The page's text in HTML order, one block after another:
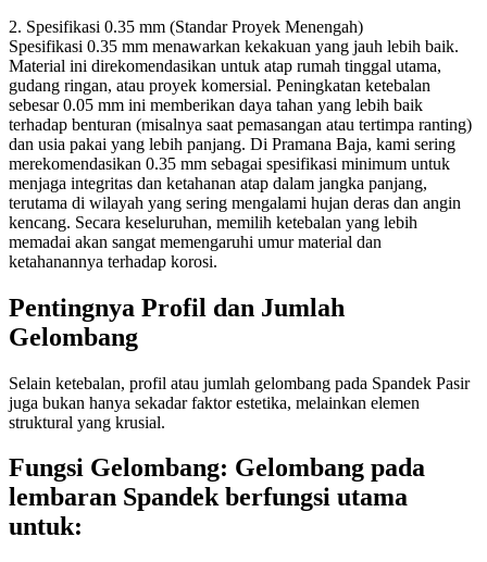
2. Spesifikasi 0.35 mm (Standar Proyek Menengah)
Spesifikasi 0.35 mm menawarkan kekakuan yang jauh lebih baik.
Material ini direkomendasikan untuk atap rumah tinggal utama,
gudang ringan, atau proyek komersial. Peningkatan ketebalan
sebesar 0.05 mm ini memberikan daya tahan yang lebih baik
terhadap benturan (misalnya saat pemasangan atau tertimpa ranting)
dan usia pakai yang lebih panjang. Di Pramana Baja, kami sering
merekomendasikan 0.35 mm sebagai spesifikasi minimum untuk
menjaga integritas dan ketahanan atap dalam jangka panjang,
terutama di wilayah yang sering mengalami hujan deras dan angin
kencang. Secara keseluruhan, memilih ketebalan yang lebih
memadai akan sangat memengaruhi umur material dan
ketahanannya terhadap korosi.
Pentingnya Profil dan Jumlah
Gelombang
Selain ketebalan, profil atau jumlah gelombang pada Spandek Pasir
juga bukan hanya sekadar faktor estetika, melainkan elemen
struktural yang krusial.
Fungsi Gelombang: Gelombang pada
lembaran Spandek berfungsi utama
untuk: